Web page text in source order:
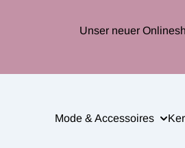
Unser neuer
Mode & Accessoires